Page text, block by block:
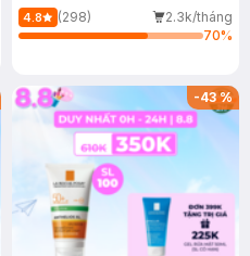
400ml
4.8 (298)
2.3k/tháng
70%
-43%